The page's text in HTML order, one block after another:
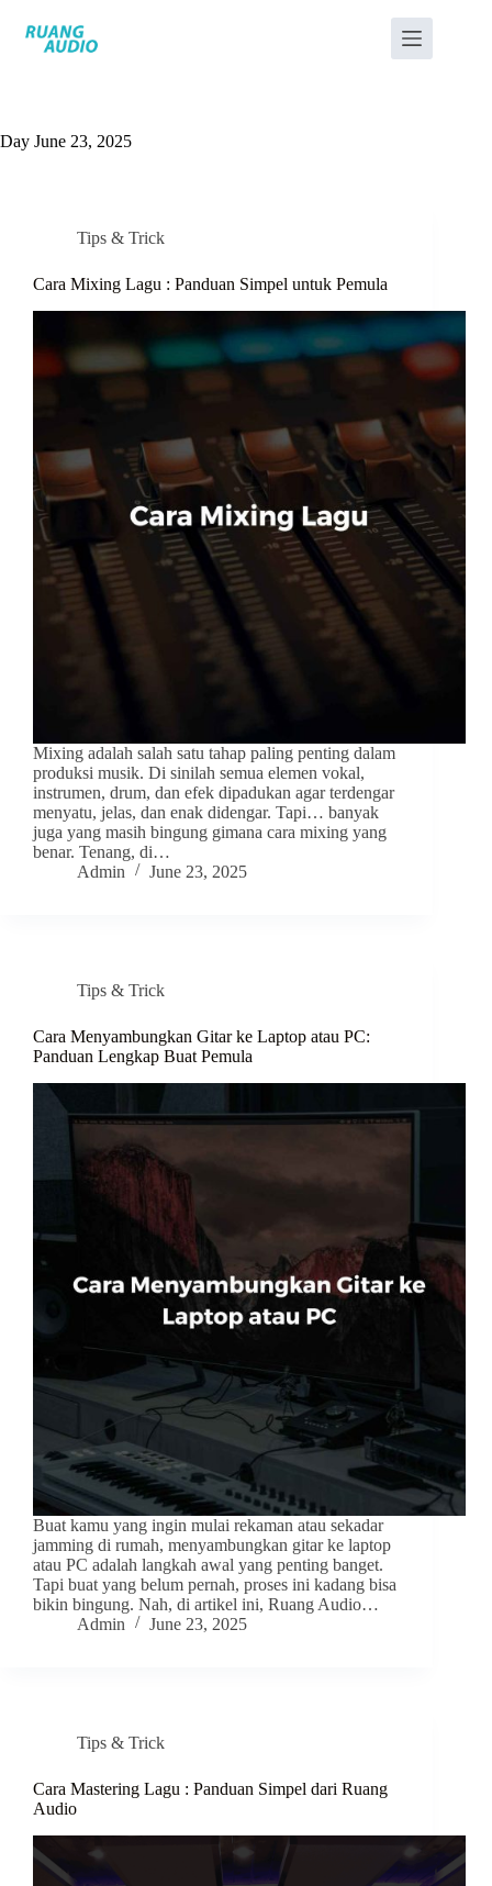
Day June 23, 2025
Tips & Trick
Cara Mixing Lagu : Panduan Simpel untuk Pemula
Mixing adalah salah satu tahap paling penting dalam
produksi musik. Di sinilah semua elemen vokal,
instrumen, drum, dan efek dipadukan agar terdengar
menyatu, jelas, dan enak didengar. Tapi… banyak
juga yang masih bingung gimana cara mixing yang
benar. Tenang, di…
Admin
June 23, 2025
Tips & Trick
Cara Menyambungkan Gitar ke Laptop atau PC:
Panduan Lengkap Buat Pemula
Buat kamu yang ingin mulai rekaman atau sekadar
jamming di rumah, menyambungkan gitar ke laptop
atau PC adalah langkah awal yang penting banget.
Tapi buat yang belum pernah, proses ini kadang bisa
bikin bingung. Nah, di artikel ini, Ruang Audio…
Admin
June 23, 2025
Tips & Trick
Cara Mastering Lagu : Panduan Simpel dari Ruang
Audio